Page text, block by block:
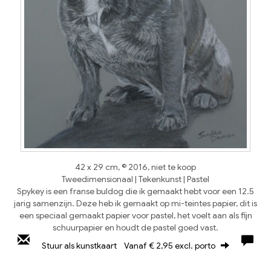
42 x 29 cm, © 2016, niet te koop
Tweedimensionaal | Tekenkunst | Pastel
Spykey is een franse buldog die ik gemaakt hebt voor een 12.5
jarig samenzijn. Deze heb ik gemaakt op mi-teintes papier, dit is
een speciaal gemaakt papier voor pastel, het voelt aan als fijn
schuurpapier en houdt de pastel goed vast.
Stuur als kunstkaart Vanaf € 2,95 excl. porto